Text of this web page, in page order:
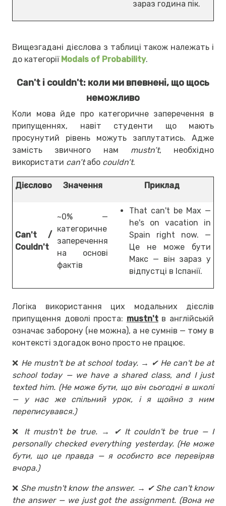
зараз година пік.
Вищезгадані дієслова з таблиці також належать і
до категорії Modals of Probability.
Can't і couldn't: коли ми впевнені, що щось
неможливо
Коли мова йде про категоричне заперечення в
припущеннях, навіт студенти що мають
просунутий рівень можуть заплутатись. Адже
замість звичного нам mustn’t, необхідно
використати can’tабо couldn’t.
Дієслово Значення Приклад
Can't /
Couldn't
~0% —
категоричне
заперечення
на основі
фактів
That can't be Max —
he's on vacation in
Spain right now. —
Це не може бути
Макс — він зараз у
відпустці в Іспанії.
Логіка використання цих модальних дієслів
припущення доволі проста: mustn't в англійській
означає заборону (не можна), а не сумнів — тому в
контексті здогадок воно просто не працює.
❌ He mustn't be at school today. → ✔ He can't be at
school today — we have a shared class, and I just
texted him. (Не може бути, що він сьогодні в школі
— у нас же спільний урок, і я щойно з ним
переписувався.)
❌ It mustn't be true. → ✔ It couldn't be true — I
personally checked everything yesterday. (Не може
бути, що це правда — я особисто все перевіряв
вчора.)
❌ She mustn't know the answer. → ✔ She can't know
the answer — we just got the assignment. (Вона не